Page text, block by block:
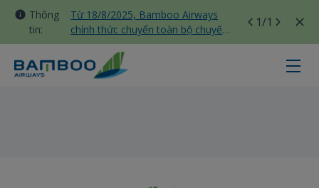
Thông
tin:
Từ 18/8/2025, Bamboo Airways
chính thức chuyển toàn bộ chuyến
bay nội địa sang nhà ga T3 Tân
Sơn Nhất
1/1